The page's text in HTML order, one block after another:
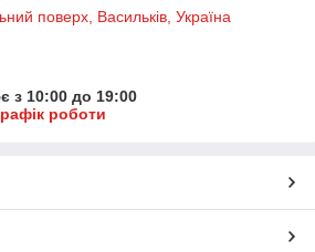
поверх, Васильків, Україна
з 10:00 до 19:00
роботи